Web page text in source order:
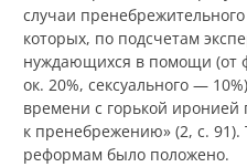
случаи
которых, по подсчетам
нуждающихся в помощи (от
ок. 20%, сексуального —
времени с горькой
к пренебрежению» (2, с.
реформам было положено.